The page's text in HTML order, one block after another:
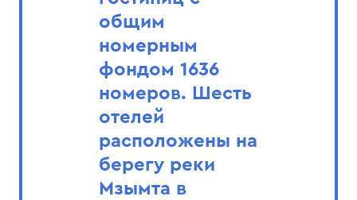
общим
номерным
фондом 1636
номеров. Шесть
отелей
расположены на
берегу реки
Мзымта в